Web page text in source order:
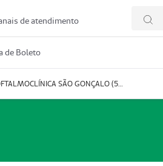
de atendimento
de Boleto
Prestador OFTALMOCLÍNICA SÃO GONÇALO (55004164-2)